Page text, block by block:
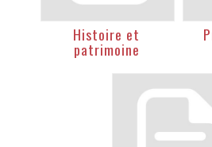
Histoire et
patrimoine